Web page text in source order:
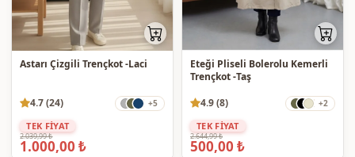
Astarı Çizgili Trençkot -Laci
4.7 (24) +5
TEK FİYAT
2.039,99 ₺
1.000,00 ₺
Eteği Pliseli Bolerolu Kemerli
Trençkot -Taş
4.9 (8)
+2
TEK FİYAT
2.644,99 ₺
500,00 ₺